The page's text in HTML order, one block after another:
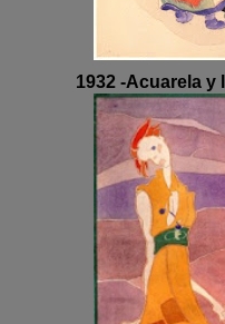
1932 -Acuarela y